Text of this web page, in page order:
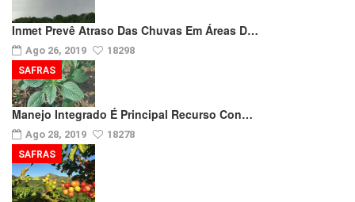
Inmet Prevê Atraso Das Chuvas Em Áreas D…
Ago 26, 2019 18298
Manejo Integrado É Principal Recurso Con…
Ago 28, 2019 18278
SAFRAS
SAFRAS